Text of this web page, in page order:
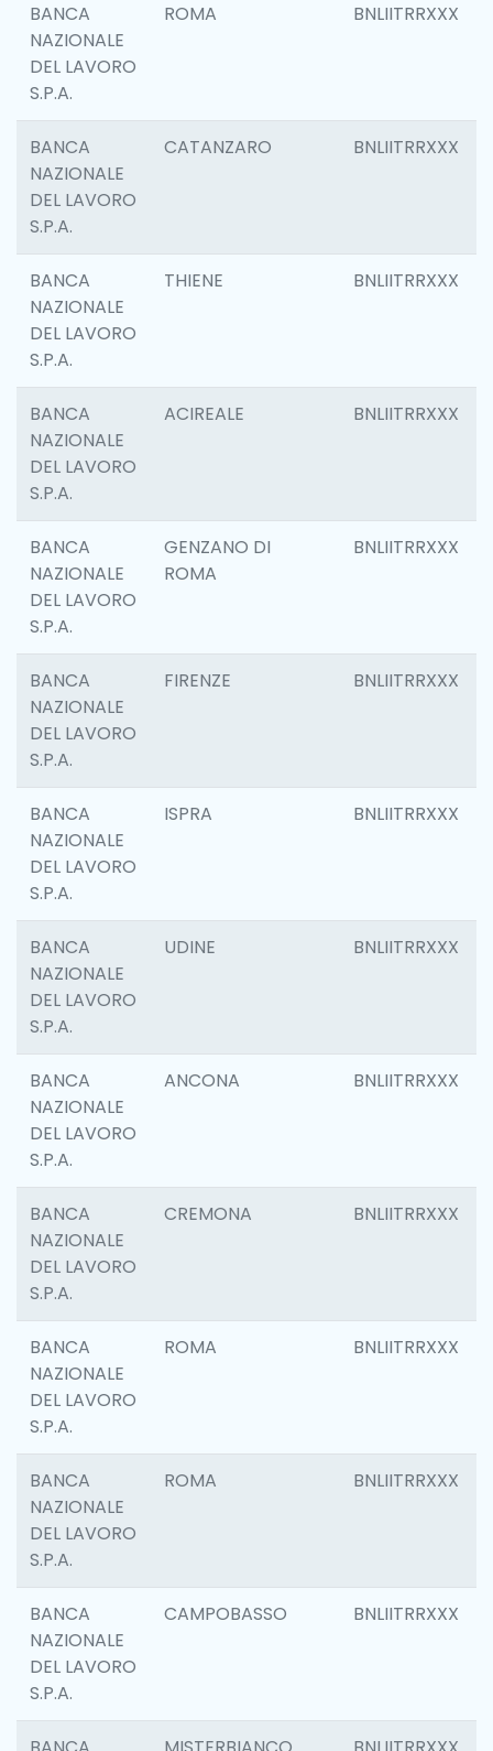
BANCA
NAZIONALE
DEL LAVORO
S.P.A.
ROMA BNLIITRRXXX
BANCA
NAZIONALE
DEL LAVORO
S.P.A.
CATANZARO BNLIITRRXXX
BANCA
NAZIONALE
DEL LAVORO
S.P.A.
THIENE BNLIITRRXXX
BANCA
NAZIONALE
DEL LAVORO
S.P.A.
ACIREALE BNLIITRRXXX
BANCA
NAZIONALE
DEL LAVORO
S.P.A.
GENZANO DI
ROMA
BNLIITRRXXX
BANCA
NAZIONALE
DEL LAVORO
S.P.A.
FIRENZE BNLIITRRXXX
BANCA
NAZIONALE
DEL LAVORO
S.P.A.
ISPRA BNLIITRRXXX
BANCA
NAZIONALE
DEL LAVORO
S.P.A.
UDINE BNLIITRRXXX
BANCA
NAZIONALE
DEL LAVORO
S.P.A.
ANCONA BNLIITRRXXX
BANCA
NAZIONALE
DEL LAVORO
S.P.A.
CREMONA BNLIITRRXXX
BANCA
NAZIONALE
DEL LAVORO
S.P.A.
ROMA BNLIITRRXXX
BANCA
NAZIONALE
DEL LAVORO
S.P.A.
ROMA BNLIITRRXXX
BANCA
NAZIONALE
DEL LAVORO
S.P.A.
CAMPOBASSO BNLIITRRXXX